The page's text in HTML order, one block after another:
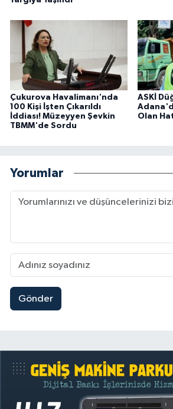
Çukurova Havalimanı'nda
100 Kişi İşten Çıkarıldı
İddiası! Müzeyyen Şevkin
TBMM'de Sordu
ASKİ
Olan
Yorumlar
Gönder